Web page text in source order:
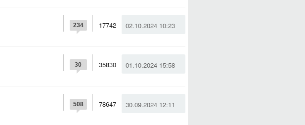
02.10.2024 10:23
17742
234
01.10.2024 15:58
35830
30
30.09.2024 12:11
78647
508